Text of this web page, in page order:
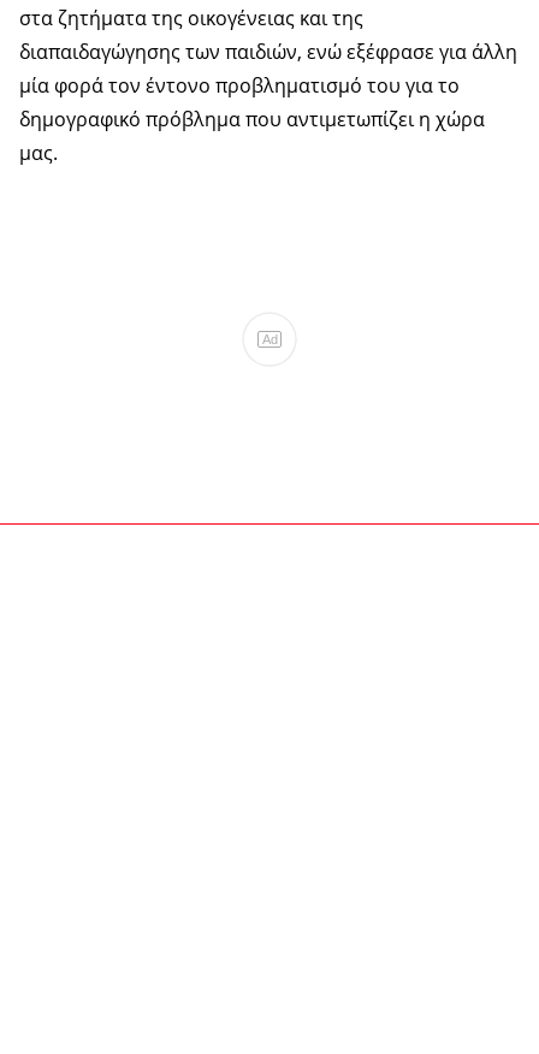
στα ζητήματα της οικογένειας και της
διαπαιδαγώγησης των παιδιών, ενώ εξέφρασε για άλλη
μία φορά τον έντονο προβληματισμό του για το
δημογραφικό πρόβλημα που αντιμετωπίζει η χώρα
μας.
Ad